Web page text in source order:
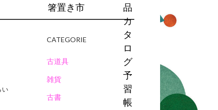
箸置き市
品
カ
タ
ロ
グ
予
習
帳
い
CATEGORIE
古道具
雑貨
古書